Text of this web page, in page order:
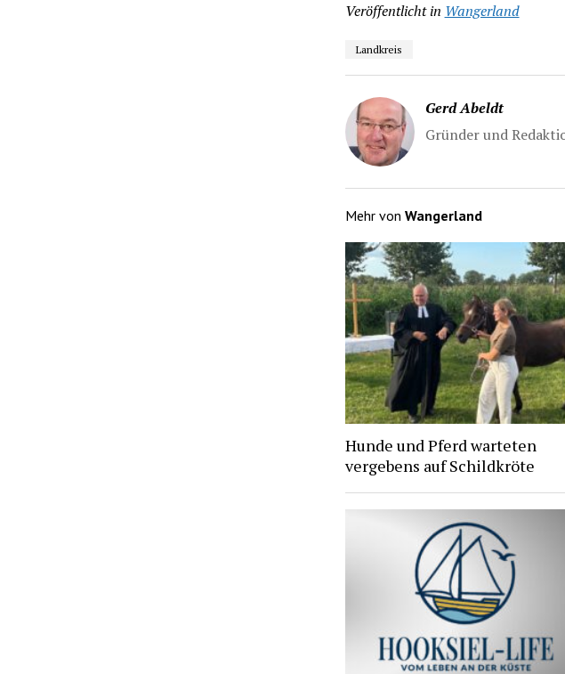
Veröffentlicht in Wangerland
Landkreis
Gerd Abeldt
Gründer und
Mehr von Wangerland
Hunde und Pferd warteten
vergebens auf Schildkröte